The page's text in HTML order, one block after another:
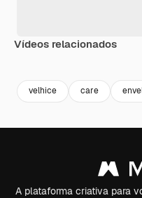
Vídeos relacionados
velhice care
A plataforma criativa para